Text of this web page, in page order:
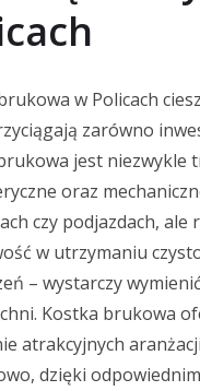
w Policach
zarówno
jest niezwykle
oraz
czy podjazdach,
w utrzymaniu
– wystarczy
Kostka brukowa
atrakcyjnych
dzięki